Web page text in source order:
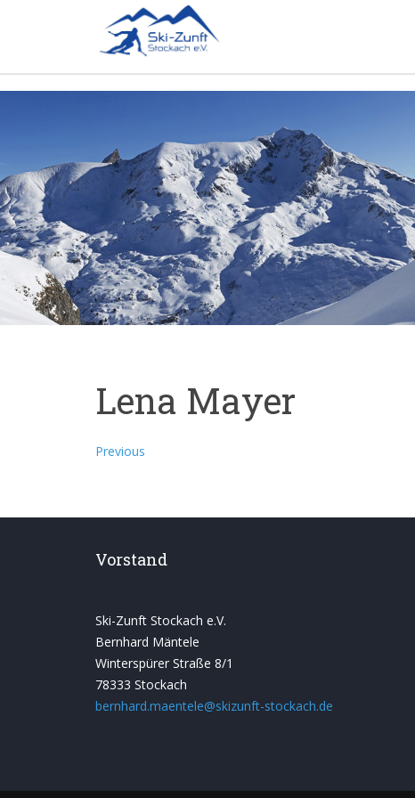
Lena Mayer
Previous
Vorstand
Ski-Zunft Stockach e.V.
Bernhard Mäntele
Winterspürer Straße 8/1
78333 Stockach
bernhard.maentele@skizunft-stockach.de